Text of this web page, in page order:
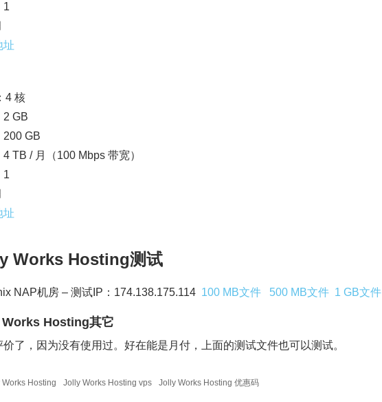
1
址
4 核
2 GB
200 GB
TB / 月（100 Mbps 带宽）
1
址
Works Hosting测试
NAP机房 – 测试IP：174.138.175.114 100 MB文件 500 MB文件 1 GB文件
Hosting其它
价了，因为没有使用过。好在能是月付，上面的测试文件也可以测试。
Works Hosting Jolly Works Hosting vps Jolly Works Hosting 优惠码